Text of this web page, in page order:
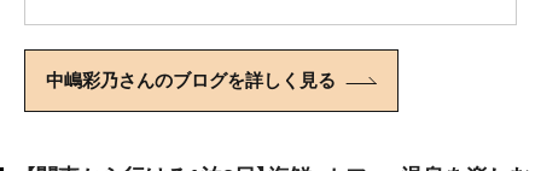
中嶋彩乃さんのブログを詳しく見る